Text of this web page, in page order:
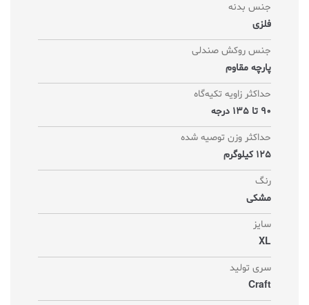
جنس بدنه
فلزی
جنس روکش صندلی
پارچه مقاوم
حداکثر زاویه تکیه‌گاه
90 تا 135 درجه
حداکثر وزن توصیه شده
125 کیلوگرم
رنگ
مشکی
سایز
XL
سری تولید
Craft